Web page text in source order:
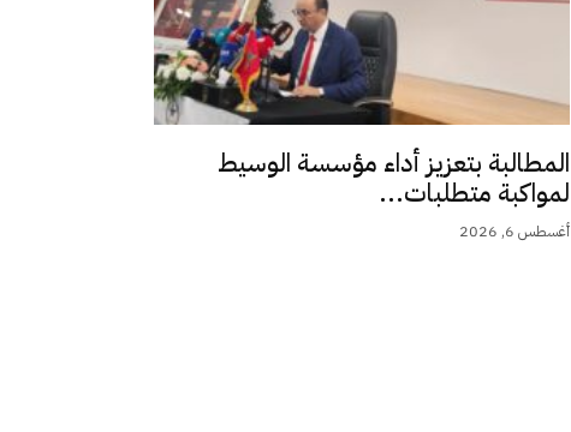
المطالبة بتعزيز أداء مؤسسة الوسيط
لمواكبة متطلبات...
أغسطس 6, 2026